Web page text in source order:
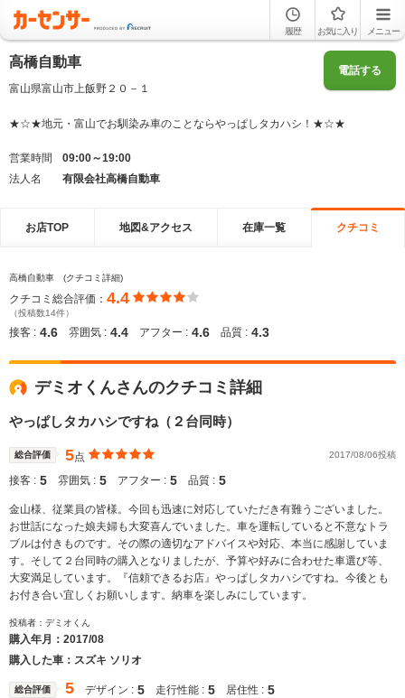
履歴 お気に入り メニュー
高橋自動車
富山県富山市上飯野２０－１
電話する
★☆★地元・富山でお馴染み車のことならやっぱしタカハシ！★☆★
営業時間
09:00～19:00
法人名
有限会社高橋自動車
お店TOP 地図&アクセス 在庫一覧 クチコミ
高橋自動車 (クチコミ詳細)
クチコミ総合評価： 4.4
（投稿数14件）
接客 : 4.6 雰囲気 : 4.4 アフター : 4.6 品質 : 4.3
デミオくんさんのクチコミ詳細
やっぱしタカハシですね（２台同時）
総合評価 5点 2017/08/06投稿
接客 : 5 雰囲気 : 5 アフター : 5 品質 : 5
金山様、従業員の皆様。今回も迅速に対応していただき有難うございました。
お世話になった娘夫婦も大変喜んでいました。車を運転していると不意なトラ
ブルは付きものです。その際の適切なアドバイスや対応、本当に感謝していま
す。そして２台同時の購入となりましたが、予算や好みに合わせた車選び等、
大変満足しています。『信頼できるお店』やっぱしタカハシですね。今後とも
お付き合い宜しくお願いします。納車を楽しみにしています。
投稿者：デミオくん
購入年月： 2017/08
購入した車：スズキ ソリオ
総合評価 5 デザイン : 5 走行性能 : 5 居住性 : 5